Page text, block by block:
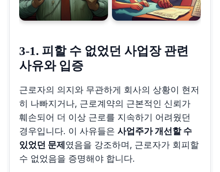
3-1. 피할 수 없었던 사업장 관련
사유와 입증
근로자의 의지와 무관하게 회사의 상황이 현저
히 나빠지거나, 근로계약의 근본적인 신뢰가
훼손되어 더 이상 근로를 지속하기 어려웠던
경우입니다. 이 사유들은사업주가 개선할 수
있었던 문제 였음을 강조하며, 근로자가 회피할
수 없었음을 증명해야 합니다.